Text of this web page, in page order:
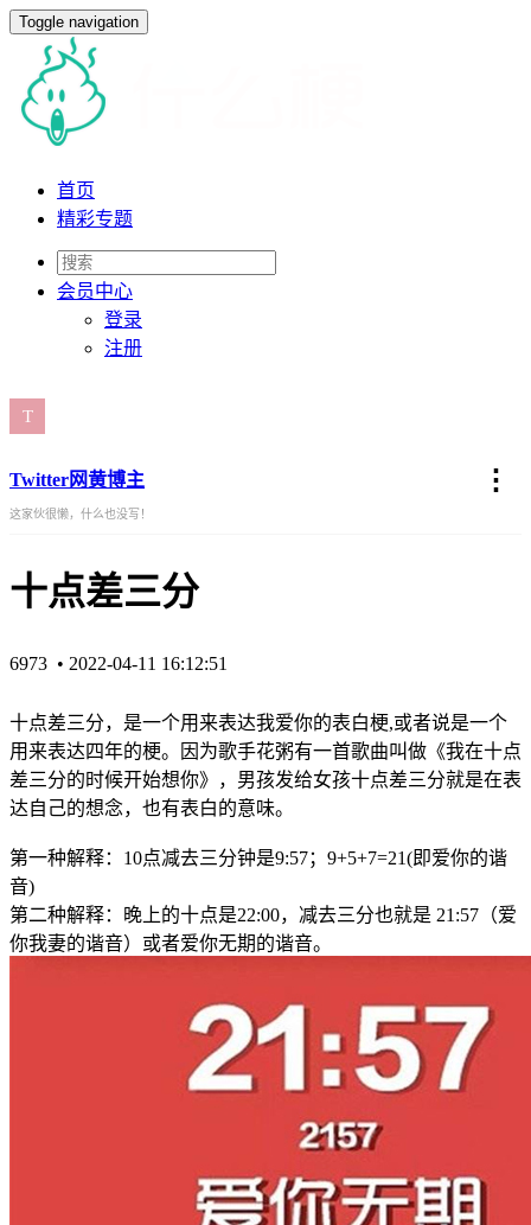
Toggle navigation
首页
精彩专题
会员中心
登录
注册
Twitter网黄博主 ⋮
这家伙很懒，什么也没写！
十点差三分
6973 • 2022-04-11 16:12:51
十点差三分，是一个用来表达我爱你的表白梗,或者说是一个
用来表达四年的梗。因为歌手花粥有一首歌曲叫做《我在十点
差三分的时候开始想你》，男孩发给女孩十点差三分就是在表
达自己的想念，也有表白的意味。
第一种解释：10点减去三分钟是9:57；9+5+7=21(即爱你的谐
音)
第二种解释：晚上的十点是22:00，减去三分也就是 21:57（爱
你我妻的谐音）或者爱你无期的谐音。